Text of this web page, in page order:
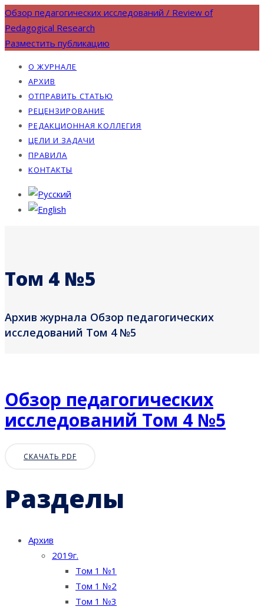
Обзор педагогических исследований / Review of
Pedagogical Research
Разместить публикацию
О ЖУРНАЛЕ
АРХИВ
ОТПРАВИТЬ СТАТЬЮ
РЕЦЕНЗИРОВАНИЕ
РЕДАКЦИОННАЯ КОЛЛЕГИЯ
ЦЕЛИ И ЗАДАЧИ
ПРАВИЛА
КОНТАКТЫ
Том 4 №5
Архив журнала Обзор педагогических
исследований Том 4 №5
Обзор педагогических
исследований Том 4 №5
СКАЧАТЬ PDF
Разделы
Архив
2019г.
Том 1 №1
Том 1 №2
Том 1 №3